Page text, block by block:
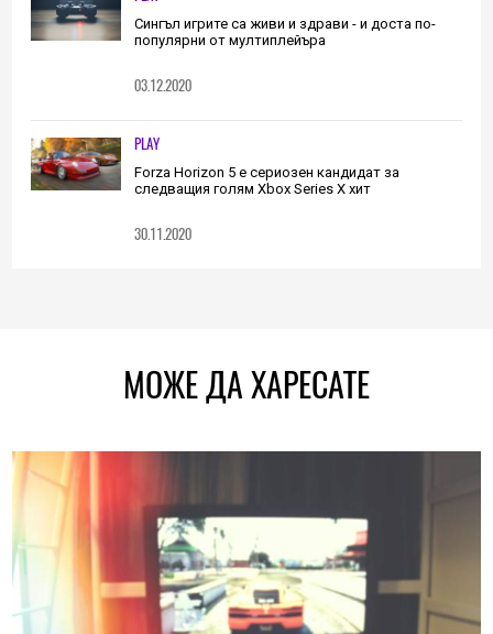
Сингъл игрите са живи и здрави - и доста по-
популярни от мултиплейъра
03.12.2020
PLAY
Forza Horizon 5 е сериозен кандидат за
следващия голям Xbox Series X хит
30.11.2020
МОЖЕ ДА ХАРЕСАТЕ